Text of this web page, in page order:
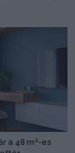
a 48 m²-es